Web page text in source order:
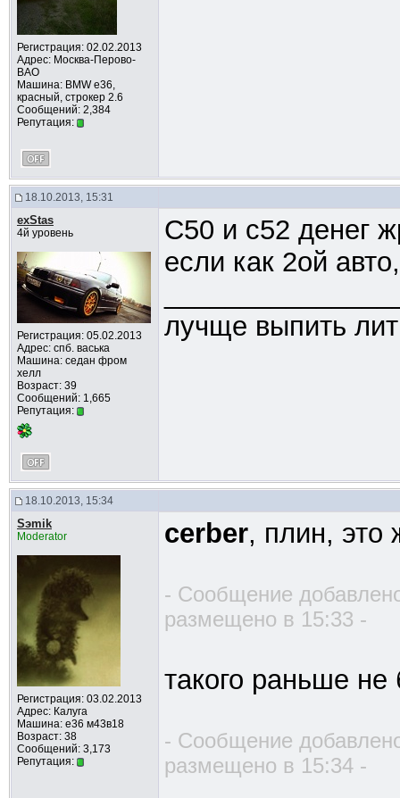
Регистрация: 02.02.2013
Адрес: Москва-Перово-
ВАО
Машина: BMW e36,
красный, строкер 2.6
Сообщений: 2,384
Репутация:
18.10.2013, 15:31
exStas
4й уровень
Регистрация: 05.02.2013
Адрес: спб. васька
Машина: седан фром
хелл
Возраст: 39
Сообщений: 1,665
Репутация:
С50 и с52 денег
если как 2ой
лучще выпить
18.10.2013, 15:34
Sэmik
Moderator
Регистрация: 03.02.2013
Адрес: Калуга
Машина: е36 м43в18
Возраст: 38
Сообщений: 3,173
Репутация:
cerber, плин, это
- Сообщение
размещено в 15:33 -
такого раньше
- Сообщение
размещено в 15:34 -